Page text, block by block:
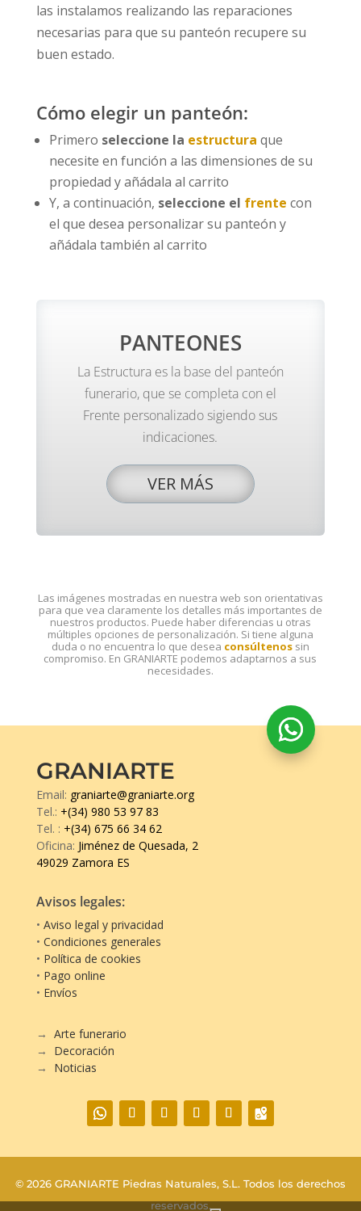
las instalamos realizando las reparaciones
necesarias para que su panteón recupere su
buen estado.
Cómo elegir un panteón:
Primero seleccione la estructura que
necesite en función a las dimensiones de su
propiedad y añádala al carrito
Y, a continuación, seleccione el frente con
el que desea personalizar su panteón y
añádala también al carrito
PANTEONES
La Estructura es la base del panteón
funerario, que se completa con el
Frente personalizado sigiendo sus
indicaciones.
VER MÁS
Las imágenes mostradas en nuestra web son orientativas
para que vea claramente los detalles más importantes de
nuestros productos. Puede haber diferencias u otras
múltiples opciones de personalización. Si tiene alguna
duda o no encuentra lo que desea consúltenossin
compromiso. En GRANIARTE podemos adaptarnos a sus
necesidades.
GRANIARTE
Email: graniarte@graniarte.org
Tel.: +(34) 980 53 97 83
Tel. : +(34) 675 66 34 62
Oficina: Jiménez de Quesada, 2
49029 Zamora ES
Avisos legales:
• Aviso legal y privacidad
• Condiciones generales
• Política de cookies
• Pago online
• Envíos
→ Arte funerario
→ Decoración
→ Noticias
© 2026 GRANIARTE Piedras Naturales, S.L. Todos los derechos
reservados.